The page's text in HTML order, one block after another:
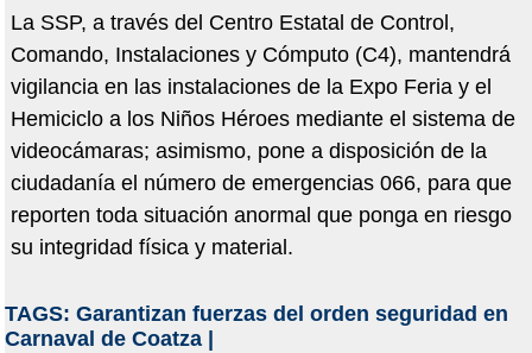
La SSP, a través del Centro Estatal de Control,
Comando, Instalaciones y Cómputo (C4), mantendrá
vigilancia en las instalaciones de la Expo Feria y el
Hemiciclo a los Niños Héroes mediante el sistema de
videocámaras; asimismo, pone a disposición de la
ciudadanía el número de emergencias 066, para que
reporten toda situación anormal que ponga en riesgo
su integridad física y material.
TAGS: Garantizan fuerzas del orden seguridad en
Carnaval de Coatza